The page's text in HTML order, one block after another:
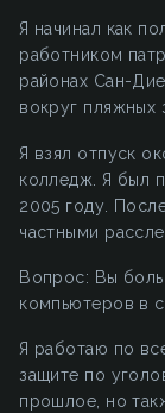
Я начинал как
работником
районах Сан-
вокруг пляжных
Я взял отпуск
колледж. Я был
2005 году.
частными
Вопрос: Вы
компьютеров в
Я работаю по
защите по
прошлое, но